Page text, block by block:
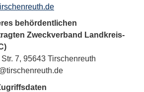
behördentlichen
Zweckverband Landkreis-
7, 95643 Tirschenreuth